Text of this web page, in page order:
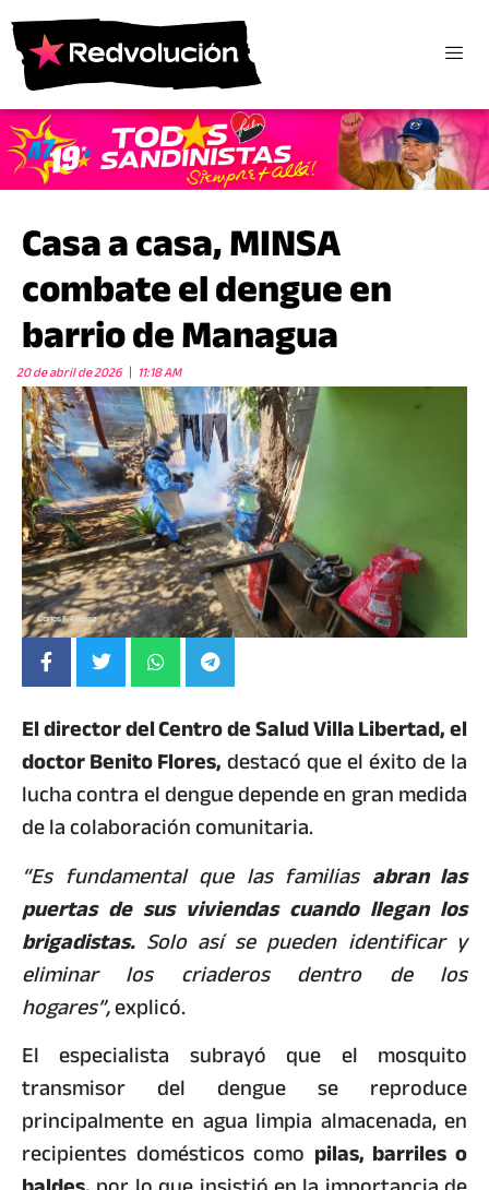
Casa a casa, MINSA
combate el dengue en
barrio de Managua
20 de abril de 2026 11:18 AM
El director del Centro de Salud Villa Libertad, el
doctor Benito Flores,destacó que el éxito de la
lucha contra el dengue depende en gran medida
de la colaboración comunitaria.
“Es fundamental que las familias abran las
puertas de sus viviendas cuando llegan los
brigadistas. Solo así se pueden identificar y
eliminar los criaderos dentro de los
hogares”,explicó.
El especialista subrayó que el mosquito
transmisor del dengue se reproduce
principalmente en agua limpia almacenada, en
recipientes domésticos como pilas, barriles o